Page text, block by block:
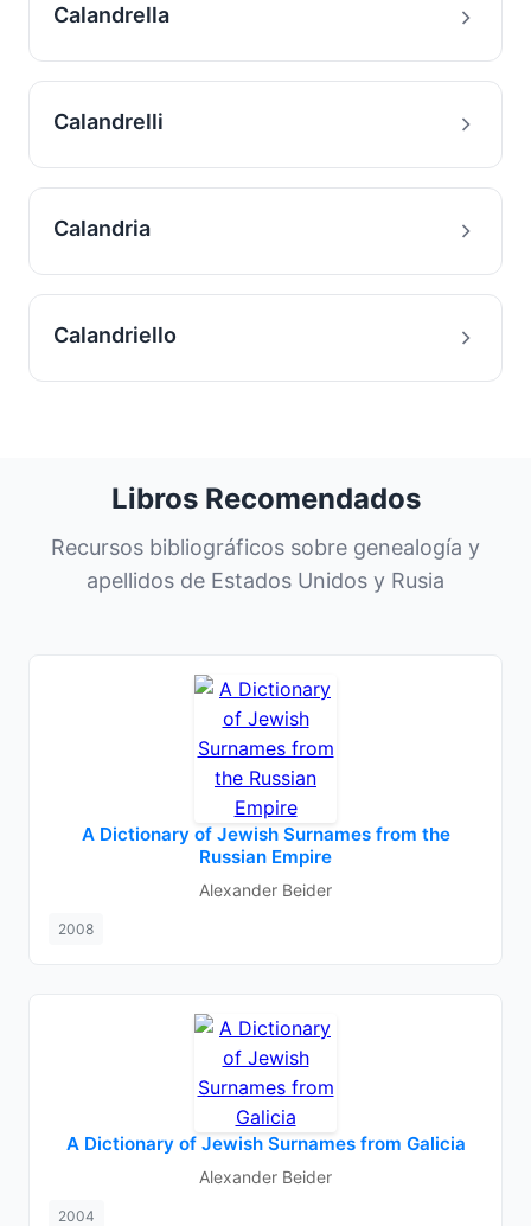
Calandrella
Calandrelli
Calandria
Calandriello
Libros Recomendados
Recursos bibliográficos sobre genealogía y
apellidos de Estados Unidos y Rusia
A Dictionary of Jewish Surnames from the
Russian Empire
Alexander Beider
2008
A Dictionary of Jewish Surnames from Galicia
Alexander Beider
2004